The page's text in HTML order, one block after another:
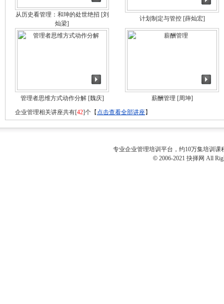
从历史看管理：和珅的处世绝招 [刘
灿梁]
计划制定与管控[薛灿宏]
管理者思维方式动作分解[魏庆] 薪酬管理 [周坤]
企业管理相关讲座共有[42]个【 点击查看全部讲座】
专业企业管理培训 平台，约10万集培训课
© 2006-2021 抉择网 All